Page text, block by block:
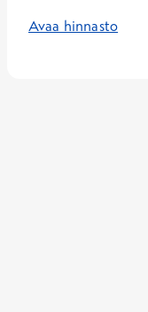
Avaa hinnasto